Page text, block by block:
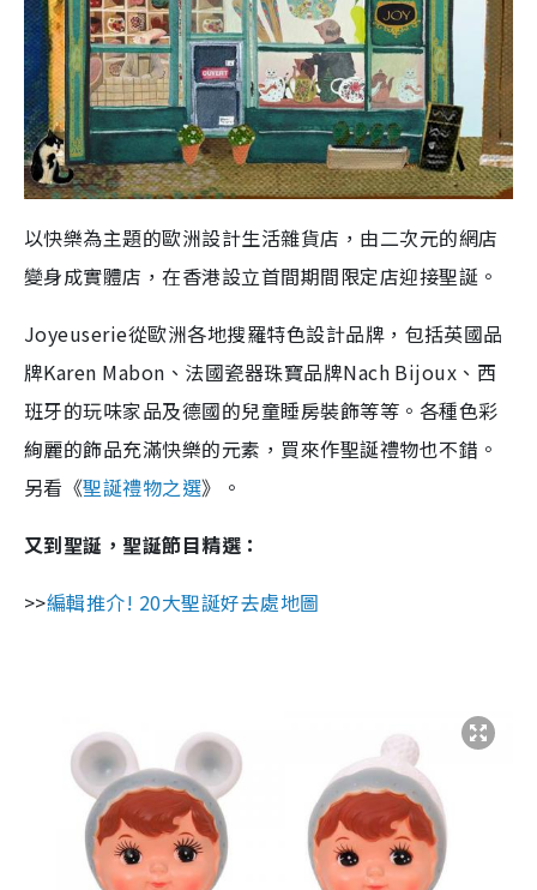
以快樂為主題的歐洲設計生活雜貨店，由二次元的網店
變身成實體店，在香港設立首間期間限定店迎接聖誕。
Joyeuserie從歐洲各地搜羅特色設計品牌，包括英國品
牌Karen Mabon、法國瓷器珠寶品牌Nach Bijoux、西
班牙的玩味家品及德國的兒童睡房裝飾等等。各種色彩
絢麗的飾品充滿快樂的元素，買來作聖誕禮物也不錯。
另看《聖誕禮物之選》。
又到聖誕，聖誕節目精選：
>>編輯推介! 20大聖誕好去處地圖